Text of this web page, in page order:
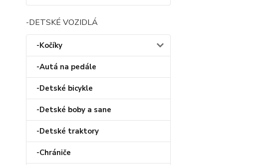
-DETSKÉ VOZIDLÁ
-Kočíky
-Autá na pedále
-Detské bicykle
-Detské boby a sane
-Detské traktory
-Chrániče